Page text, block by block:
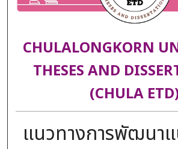
CHULALONGKORN
THESES AND
(CHULA
แนวทางการพัฒนา